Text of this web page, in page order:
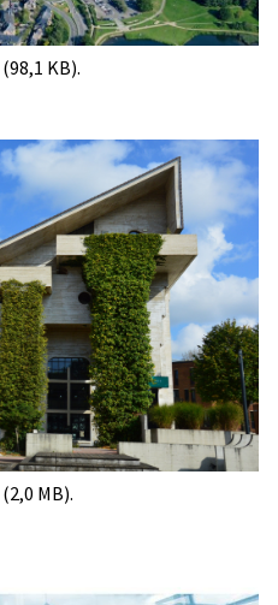
(98,1 KB).
(2,0 MB).